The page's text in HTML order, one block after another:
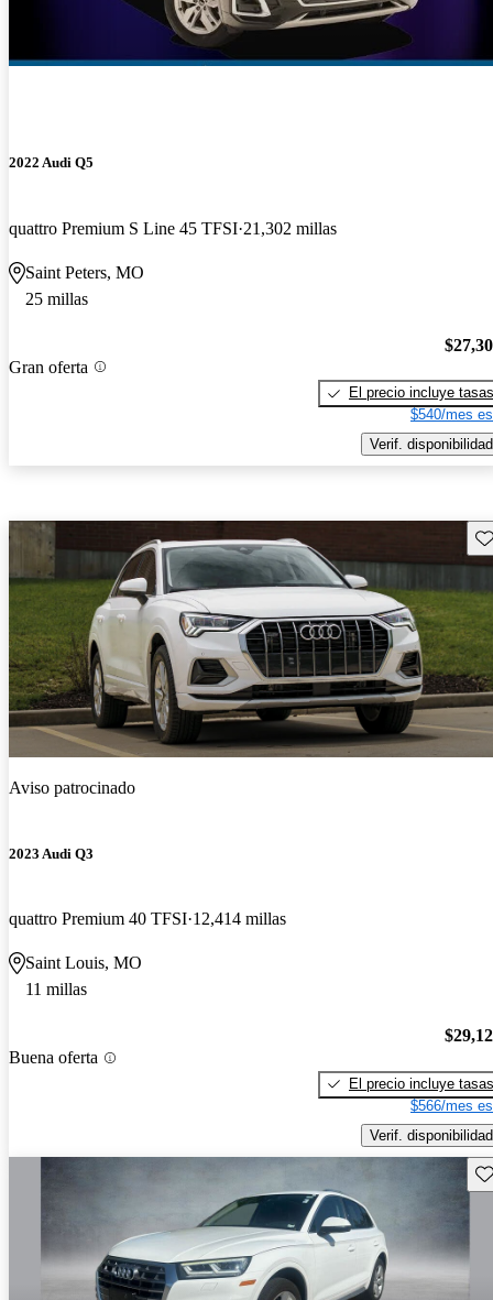
2022 Audi Q5
quattro Premium S Line 45 TFSI 21,302 millas
Saint Peters, MO
25 millas
Gran oferta
El precio incluye tasas
$540/mes
Verif. disponibilidad
Aviso patrocinado
2023 Audi Q3
quattro Premium 40 TFSI 12,414 millas
Saint Louis, MO
11 millas
Buena oferta
El precio incluye tasas
$566/mes
Verif. disponibilidad